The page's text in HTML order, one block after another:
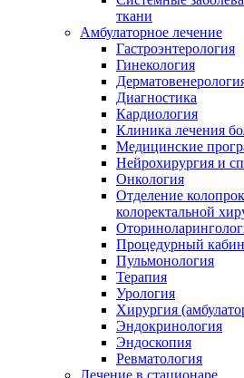
ткани
Амбулаторное лечение
Гастроэнтерология
Гинекология
Диагностика
Кардиология
Клиника лечения
Медицинские
Нейрохирургия и
Онкология
Отделение
колоректальной
Процедурный
Пульмонология
Терапия
Урология
Хирургия
Эндокринология
Эндоскопия
Ревматология